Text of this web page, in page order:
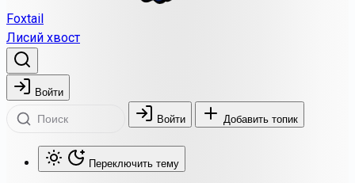
Foxtail
Лисий хвост
Войти
Войти Добавить топик
Переключить тему